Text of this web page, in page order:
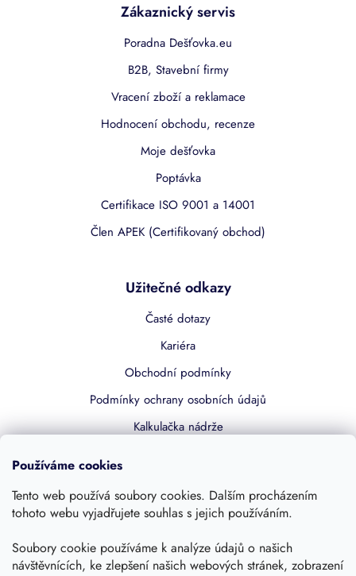
Používáme cookies
Tento web používá soubory cookies. Dalším procházením
tohoto webu vyjadřujete souhlas s jejich používáním.
Soubory cookie používáme k analýze údajů o našich
návštěvnících, ke zlepšení našich webových stránek, zobrazení
Zákaznický servis
Poradna Dešťovka.eu
B2B, Stavební firmy
Vracení zboží a reklamace
Hodnocení obchodu, recenze
Moje dešťovka
Poptávka
Certifikace ISO 9001 a 14001
Člen APEK (Certifikovaný obchod)
Užitečné odkazy
Časté dotazy
Kariéra
Obchodní podmínky
Podmínky ochrany osobních údajů
Kalkulačka nádrže
Kontakty
Sledujte nás